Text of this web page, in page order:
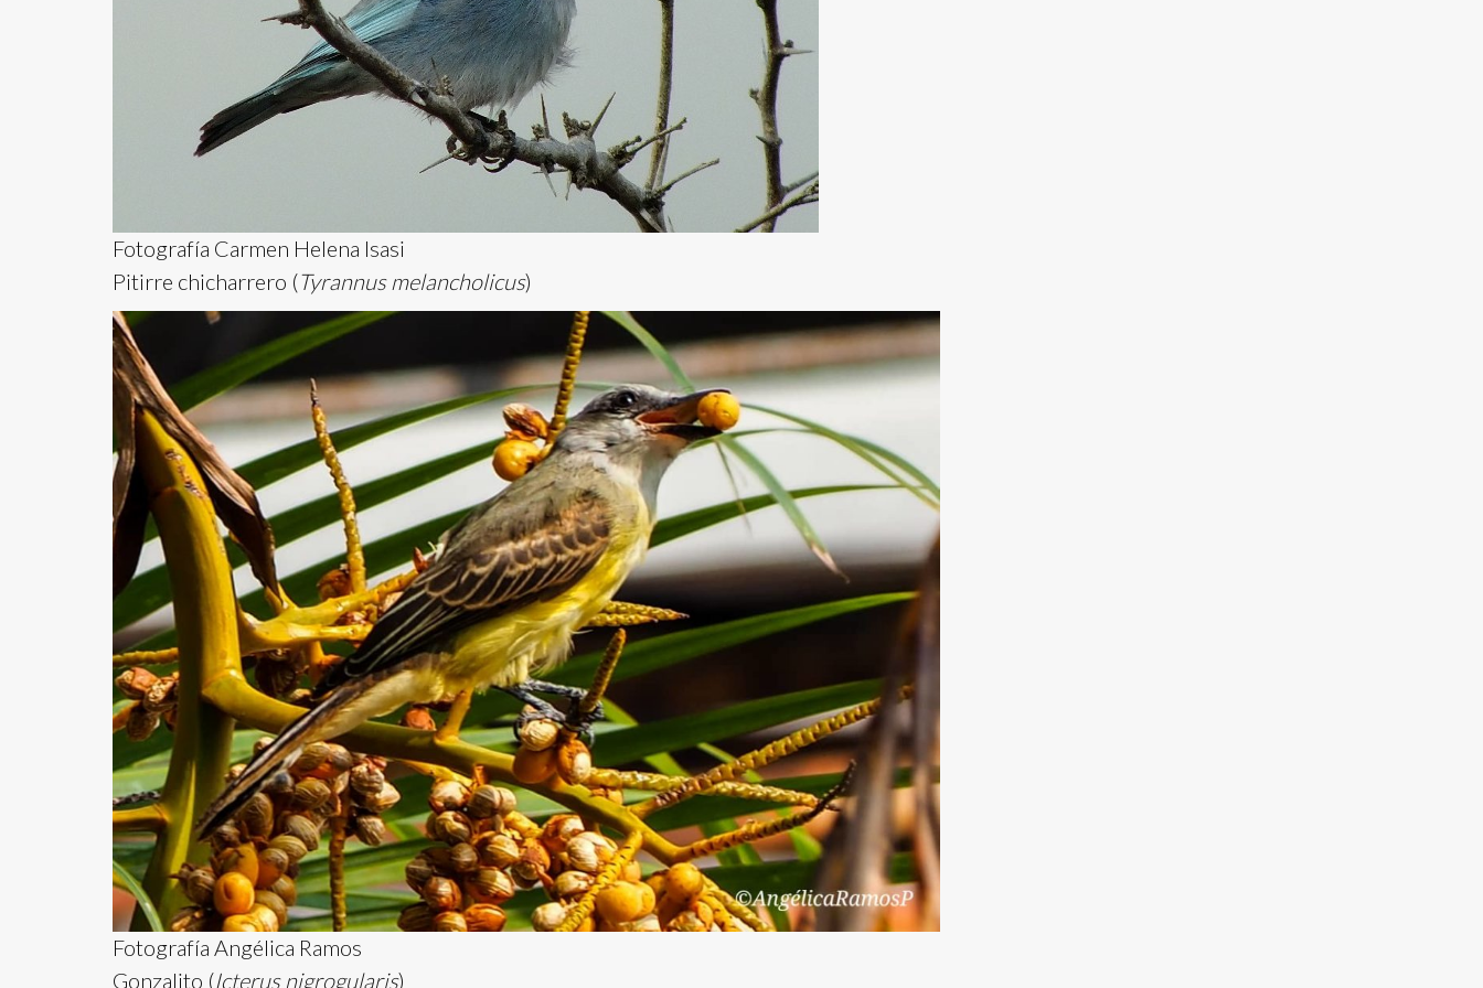
Fotografía Carmen Helena Isasi
Pitirre chicharrero (Tyrannus melancholicus)
Fotografía Angélica Ramos
Gonzalito (Icterus nigrogularis)